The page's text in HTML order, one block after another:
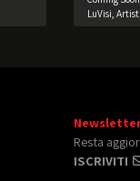
LuVisi,
Resta
ISCRIVITI